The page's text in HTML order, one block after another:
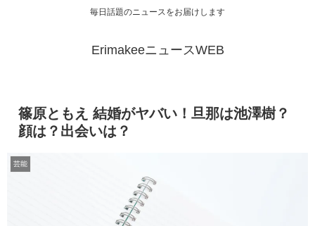
毎日話題のニュースをお届けします
ErimakeeニュースWEB
篠原ともえ 結婚がヤバい！旦那は池澤樹？
顔は？出会いは？
芸能